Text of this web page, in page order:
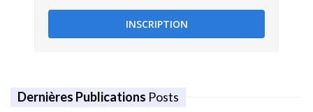
INSCRIPTION
Dernières Publications Posts